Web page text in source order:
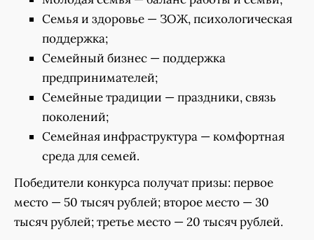
Семья и здоровье — ЗОЖ, психологическая
поддержка;
Семейный бизнес — поддержка
предпринимателей;
Семейные традиции — праздники, связь
поколений;
Семейная инфраструктура — комфортная
среда для семей.
Победители конкурса получат призы: первое
место — 50 тысяч рублей; второе место — 30
тысяч рублей; третье место — 20 тысяч рублей.